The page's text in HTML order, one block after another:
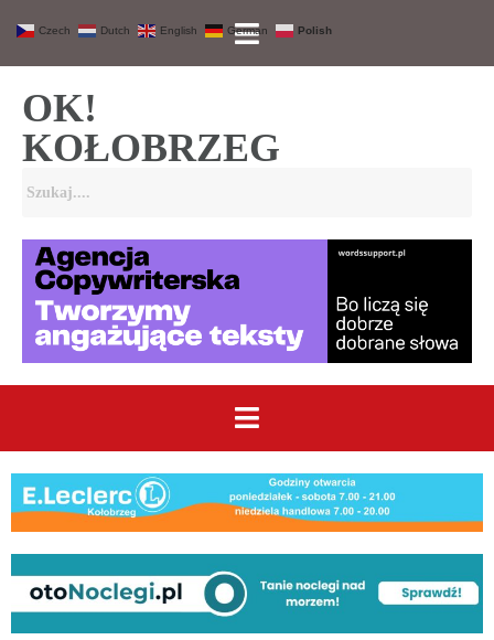
OK!
KOŁOBRZEG
Czech Dutch English German Polish